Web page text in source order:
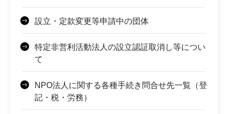
設立・定款変更等申請中の団体
特定非営利活動法人の設立認証取消し等につい
て
NPO法人に関する各種手続き問合せ先一覧（登
記・税・労務）